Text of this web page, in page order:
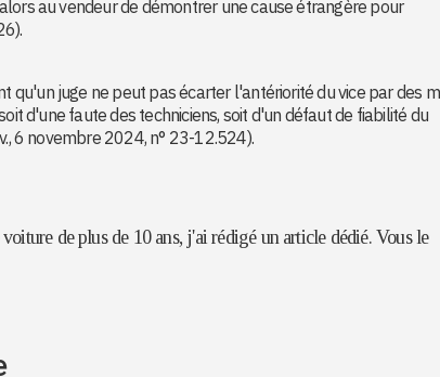
au vendeur de démontrer une cause étrangère pour
qu'un juge ne peut pas écarter l'antériorité du vice par des
d'une faute des techniciens, soit d'un défaut de fiabilité du
6 novembre 2024, n° 23-12.524).
de plus de 10 ans, j'ai rédigé un article dédié. Vous le